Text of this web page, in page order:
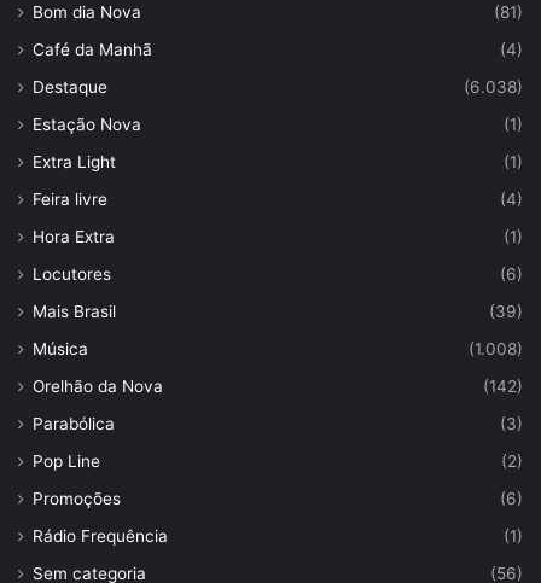
Bom dia Nova
(81)
Café da Manhã
(4)
Destaque
(6.038)
Estação Nova
(1)
Extra Light
(1)
Feira livre
(4)
Hora Extra
(1)
Locutores
(6)
Mais Brasil
(39)
Música
(1.008)
Orelhão da Nova
(142)
Parabólica
(3)
Pop Line
(2)
Promoções
(6)
Rádio Frequência
(1)
Sem categoria
(56)